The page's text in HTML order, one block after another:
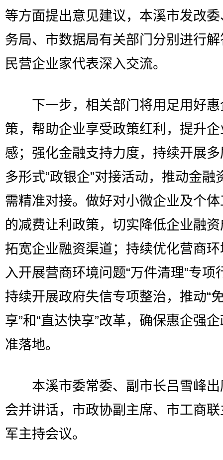
等方面提出意见建议，本溪市发改
务局、市数据局有关部门分别进行
民营企业家代表深入交流。
下一步，相关部门将用足用好惠
策，帮助企业享受政策红利，提升
感；强化金融支持力度，持续开展
多形式“政银企”对接活动，推动金融
需精准对接。做好对小微企业及个
的减费让利政策，切实降低企业融
拓宽企业融资渠道；持续优化营商
入开展营商环境问题“万件清理”专项
持续开展政府失信专项整治，推动“
享”和“直达快享”改革，确保惠企强
准落地。
本溪市委常委、副市长吕雪峰出
会并讲话，市政协副主席、市工商
军主持会议。